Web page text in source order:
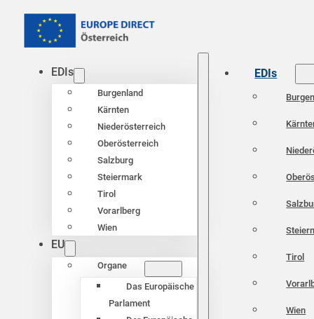
EDIs
Burgenland
Kärnten
Niederösterreich
Oberösterreich
Salzburg
Steiermark
Tirol
Vorarlberg
Wien
EU
Organe
Das Europäische
Parlament
EDIs
Tirol
Wien